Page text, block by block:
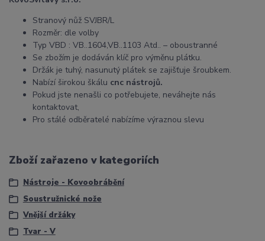
Stranový nůž SVJBR/L
Rozměr: dle volby
Typ VBD : VB..1604,VB..1103 Atd.. – oboustranné
Se zbožím je dodáván klíč pro výměnu plátku.
Držák je tuhý, nasunutý plátek se zajišťuje šroubkem.
Nabízí širokou škálu cnc nástrojů.
Pokud jste nenašli co potřebujete, neváhejte nás
kontaktovat,
Pro stálé odběratelé nabízíme výraznou slevu
Zboží zařazeno v kategoriích
Nástroje - Kovoobrábění
Soustružnické nože
Vnější držáky
Tvar - V